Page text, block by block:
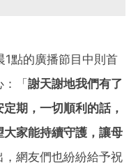
1點的廣播節目中則首
：「謝天謝地我們有了
期，一切順利的話，
家能持續守護，讓母
，網友們也紛紛給予祝